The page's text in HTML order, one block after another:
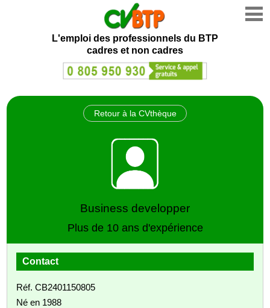
L'emploi des professionnels du BTP
cadres et non cadres
Retour à la CVthèque
Business developper
Plus de 10 ans d'expérience
Contact
Réf. CB2401150805
Né en 1988